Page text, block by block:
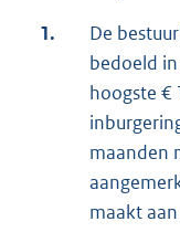
1.
De
bedoeld
hoogste €
maanden
maakt